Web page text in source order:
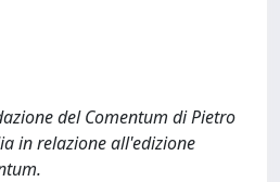
del Comentum di Pietro
in relazione all'edizione